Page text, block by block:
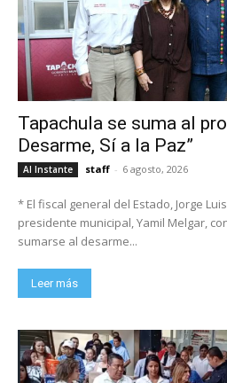
Tapachula se suma al
Desarme, Sí a la Paz”
Al Instante staff - 6 agosto, 2026
* El fiscal general del Estado, Jorge
presidente municipal, Yamil Melgar,
sumarse al desarme...
Leer más